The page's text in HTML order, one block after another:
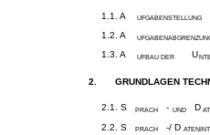
1.1. A UFGABENSTELLUNG
1.2. A
1.3. A
UFBAU DER U
2. GRUNDLAGEN
2.1. S PRACH - UND D
2.2. S
PRACH -/ D